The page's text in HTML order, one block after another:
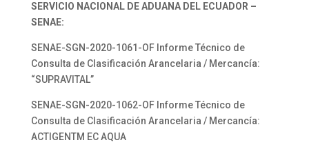
SERVICIO NACIONAL DE ADUANA DEL ECUADOR –
SENAE:
SENAE-SGN-2020-1061-OF Informe Técnico de
Consulta de Clasificación Arancelaria / Mercancía:
“SUPRAVITAL”
SENAE-SGN-2020-1062-OF Informe Técnico de
Consulta de Clasificación Arancelaria / Mercancía:
ACTIGENTM EC AQUA